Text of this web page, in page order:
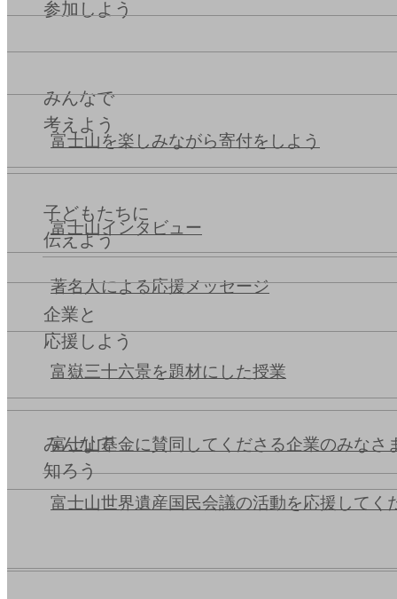
参加しよう
富士山を楽しみながら寄付をしよう
みんなで
考えよう
富士山インタビュー
著名人による応援メッセージ
子どもたちに
伝えよう
富嶽三十六景を題材にした授業
企業と
応援しよう
富士山基金に賛同してくださる企業のみなさ
富士山世界遺産国民会議の活動を応援してく
みんなで
知ろう